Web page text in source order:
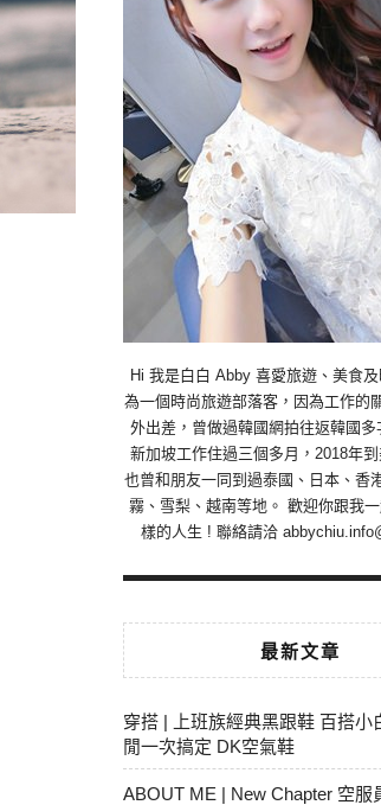
Hi 我是白白 Abby 喜愛旅遊、美食
為一個時尚旅遊部落客，因為工作的
外出差，曾做過韓國網拍往返韓國多
新加坡工作住過三個多月，2018年到
也曾和朋友一同到過泰國、日本、香
霧、雪梨、越南等地。 歡迎你跟我
樣的人生 ! 聯絡請洽
最新文章
穿搭 | 上班族經典黑跟鞋 百搭小
閒一次搞定 DK空氣鞋
ABOUT ME | New Chapter 空服